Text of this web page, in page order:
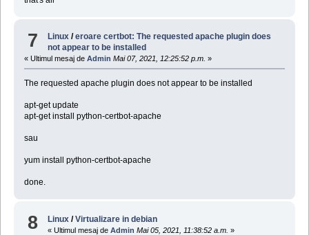
7 Linux /eroare certbot: The requested apache plugin does
not appear to be installed
« Ultimul mesaj de Admin Mai 07, 2021, 12:25:52 p.m. »
The requested apache plugin does not appear to be installed
apt-get update
apt-get install python-certbot-apache
sau
yum install python-certbot-apache
done.
8 Linux /Virtualizare in debian
« Ultimul mesaj deAdmin Mai 05, 2021, 11:38:52 a.m. »